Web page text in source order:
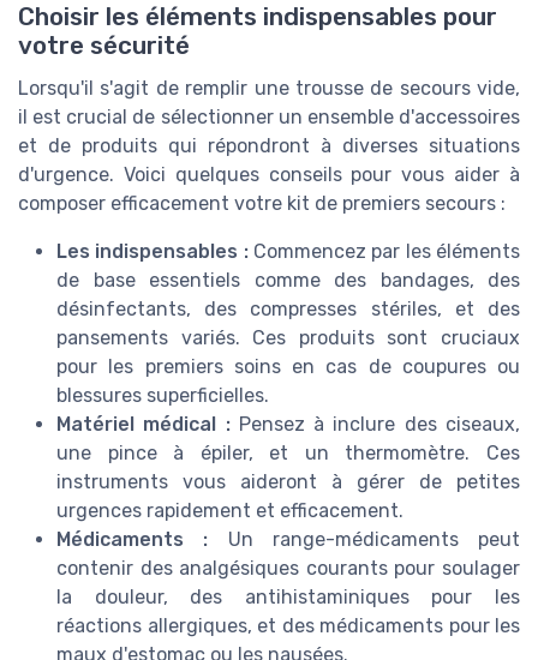
Choisir les éléments indispensables pour
votre sécurité
Lorsqu'il s'agit de remplir une trousse de secours vide,
il est crucial de sélectionner un ensemble d'accessoires
et de produits qui répondront à diverses situations
d'urgence. Voici quelques conseils pour vous aider à
composer efficacement votre kit de premiers secours :
Les indispensables :Commencez par les éléments
de base essentiels comme des bandages, des
désinfectants, des compresses stériles, et des
pansements variés. Ces produits sont cruciaux
pour les premiers soins en cas de coupures ou
blessures superficielles.
Matériel médical :Pensez à inclure des ciseaux,
une pince à épiler, et un thermomètre. Ces
instruments vous aideront à gérer de petites
urgences rapidement et efficacement.
Médicaments : Un range-médicaments peut
contenir des analgésiques courants pour soulager
la douleur, des antihistaminiques pour les
réactions allergiques, et des médicaments pour les
maux d'estomac ou les nausées.